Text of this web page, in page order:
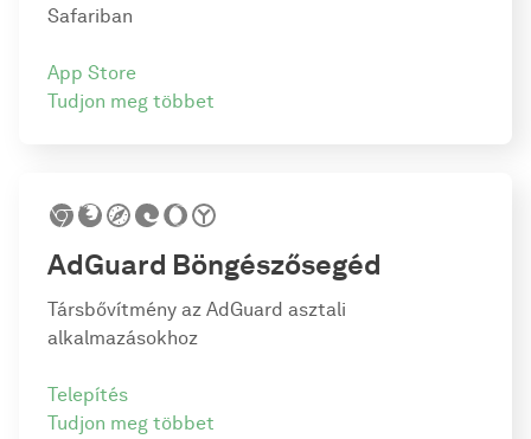
Safariban
Tudjon meg többet
App Store
AdGuard Böngészősegéd
Társbővítmény az AdGuard asztali
alkalmazásokhoz
Tudjon meg többet
Telepítés